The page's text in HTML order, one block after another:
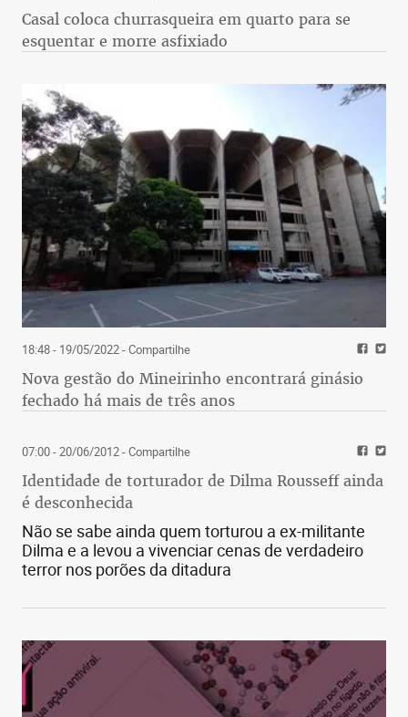
Casal coloca churrasqueira em quarto para se
esquentar e morre asfixiado
18:48 - 19/05/2022- Compartilhe
Nova gestão do Mineirinho encontrará ginásio
fechado há mais de três anos
07:00 - 20/06/2012- Compartilhe
Identidade de torturador de Dilma Rousseff ainda
é desconhecida
Não se sabe ainda quem torturou a ex-militante
Dilma e a levou a vivenciar cenas de verdadeiro
terror nos porões da ditadura